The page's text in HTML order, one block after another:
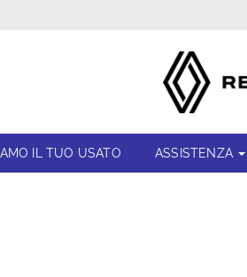
IL TUO USATO ASSISTENZA